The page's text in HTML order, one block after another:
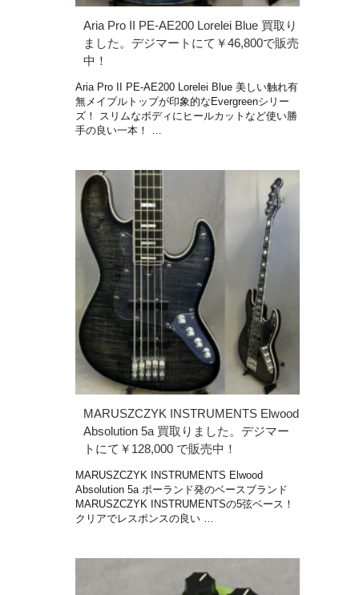
Aria Pro II PE-AE200 Lorelei Blue 買取り
ました。デジマートにて￥46,800で販売
中！
Aria Pro II PE-AE200 Lorelei Blue 美しい触れ有
無メイプルトップが印象的なEvergreenシリー
ズ！ スリムなボディにヒールカットなど使い勝
手の良い一本！ …
MARUSZCZYK INSTRUMENTS Elwood
Absolution 5a 買取りました。デジマー
トにて￥128,000 で販売中！
MARUSZCZYK INSTRUMENTS Elwood
Absolution 5a ポーランド発のベースブランド
MARUSZCZYK INSTRUMENTSの5弦ベース！
クリアでレスポンスの良い …